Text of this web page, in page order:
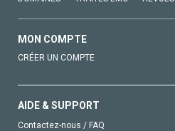
MON COMPTE
CRÉER UN COMPTE
AIDE & SUPPORT
Contactez-nous / FAQ